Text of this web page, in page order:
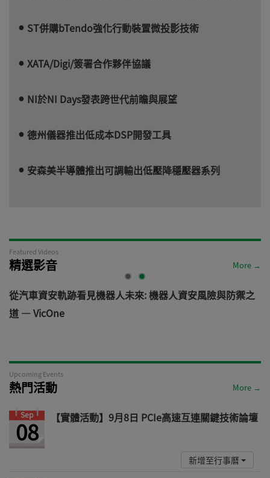
ST併購bTendo強化行動裝置微投影技術
XATA/Digi/簽署合作夥伴協議
NI於NI Days發表跨世代前瞻與展望
德州儀器推出低成本DSP開發工具
安森美半導體推出可調輸出低壓降穩壓器系列
Featured Videos
精選影音 More →
從汽車資安軌跡看見機器人未來: 機器人資安風險與防禦之
道 — VicOne
Upcoming Events
熱門活動 More →
Sep
08 【實體活動】9月8日 PCIe高速互連關鍵技術論壇
新增至行事曆